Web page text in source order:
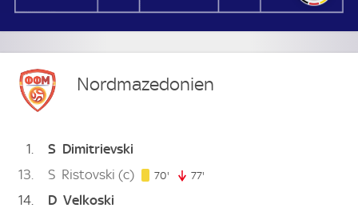
Nordmazedonien
1 S Dimitrievski
13
S Ristovski (c) 70' 70. minute
77'
14 D Velkoski